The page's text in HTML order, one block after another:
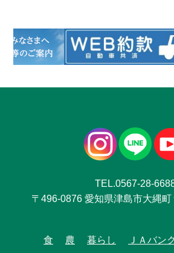
TEL.0567-28-
〒496-0876 愛知県津島市大縄
食 農 暮らし ＪＡバン